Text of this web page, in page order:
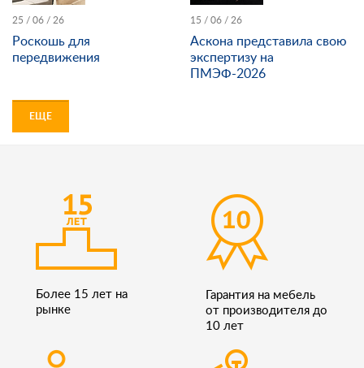
25 / 06 / 26
Роскошь для
передвижения
15 / 06 / 26
Аскона представила свою
экспертизу на
ПМЭФ-2026
ЕЩЕ
Более 15 лет на
рынке
Гарантия на мебель
от производителя до
10 лет